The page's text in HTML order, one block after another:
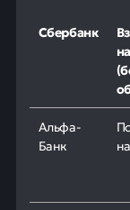
Сбербанк
Альфа-
Банк